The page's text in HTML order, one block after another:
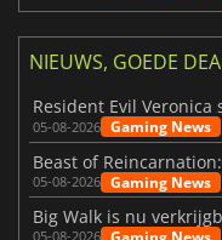
NIEUWS, GOEDE
05-08-2026 Gaming News
05-08-2026 Gaming News
05-08-2026